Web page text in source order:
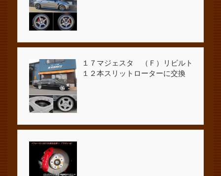
１７マジェスタ （Ｆ）リビルト
１２本スリットローターに交換